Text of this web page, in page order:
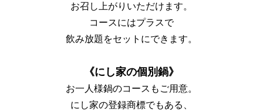
お召し上がりいただけます。
コースにはプラスで
飲み放題をセットにできます。
《にし家の個別鍋》
お一人様鍋のコースもご用意。
にし家の登録商標でもある、